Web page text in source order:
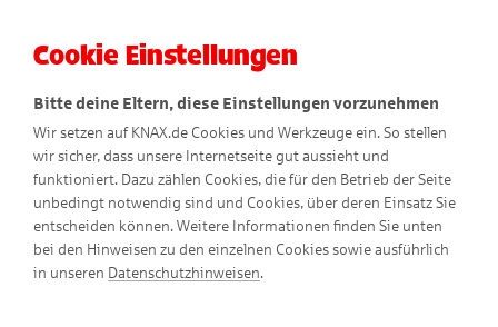
Auf Sand gebaut
Cookie Einstellungen
Bitte deine Eltern, diese Einstellungen vorzunehmen
Wir setzen auf KNAX.de Cookies und Werkzeuge ein. So stellen
wir sicher, dass unsere Internetseite gut aussieht und
funktioniert. Dazu zählen Cookies, die für den Betrieb der Seite
unbedingt notwendig sind und Cookies, über deren Einsatz Sie
entscheiden können. Weitere Informationen finden Sie unten
bei den Hinweisen zu den einzelnen Cookies sowie ausführlich
in unseren Datenschutzhinweisen.